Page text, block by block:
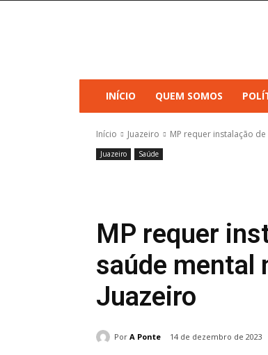
INÍCIO QUEM SOMOS
Início Juazeiro MP requer instalação
Juazeiro Saúde
MP requer
saúde mental
Juazeiro
Por A Ponte 14 de dezembro de 2023